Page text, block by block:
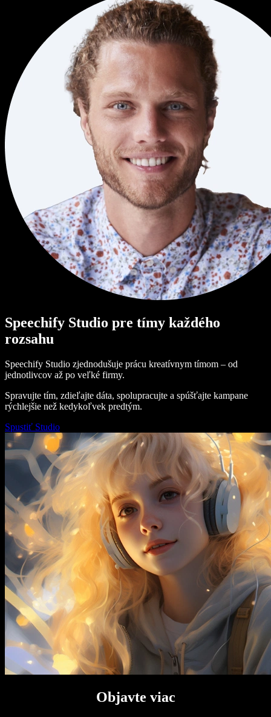
Speechify Studio pre tímy každého
rozsahu
Speechify Studio zjednodušuje prácu kreatívnym tímom – od
jednotlivcov až po veľké firmy.
Spravujte tím, zdieľajte dáta, spolupracujte a spúšťajte kampane
rýchlejšie než kedykoľvek predtým.
Spustiť Studio
Objavte viac